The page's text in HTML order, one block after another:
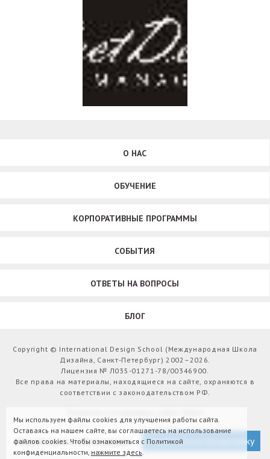
О НАС
ОБУЧЕНИЕ
КОРПОРАТИВНЫЕ ПРОГРАММЫ
СОБЫТИЯ
ОТВЕТЫ НА ВОПРОСЫ
БЛОГ
Copyright © International Design School (Международная Школа
Дизайна, Санкт-Петербург) 2002–2026.
Лицензия № Л035-01271-78/00346900.
Все права на материалы, находящиеся на сайте, охраняются в
соответствии с законодательством РФ.
Версия для слабовидящих Подписаться на рассылку
Мы используем файлы cookies для улучшения работы сайта.
Оставаясь на нашем сайте, вы соглашаетесь на использование
файлов cookies. Чтобы ознакомиться с Политикой
конфиденциальности, нажмите здесь.